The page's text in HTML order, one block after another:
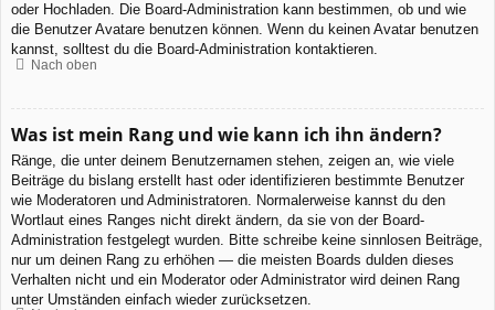
oder Hochladen. Die Board-Administration kann bestimmen, ob und wie
die Benutzer Avatare benutzen können. Wenn du keinen Avatar benutzen
kannst, solltest du die Board-Administration kontaktieren.
Nach oben
Was ist mein Rang und wie kann ich ihn ändern?
Ränge, die unter deinem Benutzernamen stehen, zeigen an, wie viele
Beiträge du bislang erstellt hast oder identifizieren bestimmte Benutzer
wie Moderatoren und Administratoren. Normalerweise kannst du den
Wortlaut eines Ranges nicht direkt ändern, da sie von der Board-
Administration festgelegt wurden. Bitte schreibe keine sinnlosen Beiträge,
nur um deinen Rang zu erhöhen — die meisten Boards dulden dieses
Verhalten nicht und ein Moderator oder Administrator wird deinen Rang
unter Umständen einfach wieder zurücksetzen.